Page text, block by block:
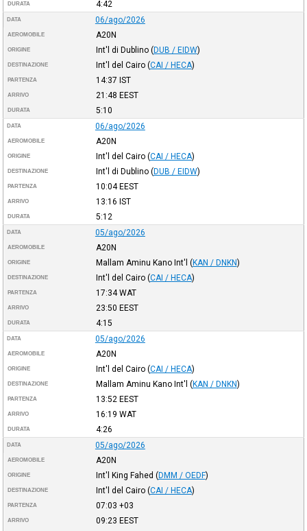
DURATA 4:42
DATA 06/ago/2026
AEROMOBILE A20N
ORIGINE Int'l di Dublino (DUB / EIDW)
DESTINAZIONE Int'l del Cairo (CAI / HECA)
PARTENZA 14:37 IST
ARRIVO 21:48 EEST
DURATA 5:10
DATA 06/ago/2026
AEROMOBILE A20N
ORIGINE Int'l del Cairo (CAI / HECA)
DESTINAZIONE Int'l di Dublino (DUB / EIDW)
PARTENZA 10:04EEST
ARRIVO 13:16 IST
DURATA 5:12
DATA 05/ago/2026
AEROMOBILE A20N
ORIGINE Mallam Aminu Kano Int'l (KAN / DNKN)
DESTINAZIONE Int'l del Cairo (CAI / HECA)
PARTENZA 17:34WAT
ARRIVO 23:50 EEST
DURATA 4:15
DATA 05/ago/2026
AEROMOBILE A20N
ORIGINE Int'l del Cairo (CAI / HECA)
DESTINAZIONE Mallam Aminu Kano Int'l (KAN / DNKN)
PARTENZA 13:52 EEST
ARRIVO 16:19 WAT
DURATA 4:26
DATA 05/ago/2026
AEROMOBILE A20N
ORIGINE Int'l King Fahed (DMM / OEDF)
DESTINAZIONE Int'l del Cairo (CAI / HECA)
PARTENZA 07:03 +03
ARRIVO 09:23 EEST